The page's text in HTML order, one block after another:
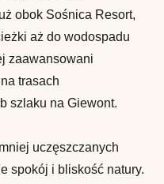
obok Sośnica Resort,
aż do wodospadu
zaawansowani
trasach
szlaku na Giewont.
uczęszczanych
spokój i bliskość natury.